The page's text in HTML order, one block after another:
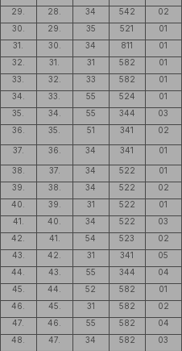
29.
28. 34 542 02
30.
29. 35 521 01
31.
30. 34 811 01
32.
31. 31 582 01
33.
32. 33 582 01
34.
33. 55 524 01
35.
34. 55 344 03
36.
35. 51 341 02
37.
36. 34 341 01
38.
37. 34 522 01
39.
38. 34 522 02
40.
39. 31 522 01
41.
40. 34 522 03
42.
41. 54 523 02
43.
42. 31 341 05
44.
43. 55 344 04
45.
44. 52 582 01
46.
45. 31 582 02
47.
46. 55 582 04
48.
47. 34 582 03